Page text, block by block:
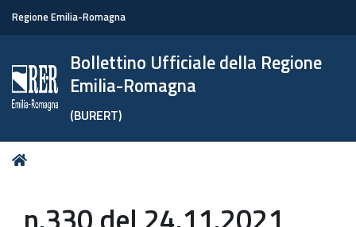
Regione Emilia-Romagna
Bollettino Ufficiale della Regione
Emilia-Romagna
(BURERT)
Tu